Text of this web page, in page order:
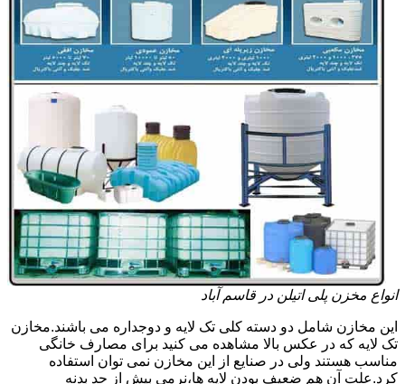
انواع مخزن پلی اتیلن در قاسم آباد
این مخازن شامل دو دسته کلی تک لایه و دوجداره می باشند.مخازن
تک لایه که در عکس بالا مشاهده می کنید برای مصارف خانگی
مناسب هستند ولی در صنایع از این مخازن نمی توان استفاده
کرد.علت آن هم ضعیف بودن لایه ها،نرمی بیش از حد بدنه